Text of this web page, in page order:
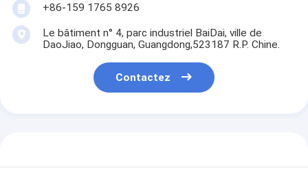
+86-159 1765 8926
Le bâtiment n° 4, parc industriel BaiDai, ville de
DaoJiao, Dongguan, Guangdong,523187 R.P. Chine.
Contactez